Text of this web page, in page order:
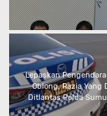
Lepaskan
Oblong, Razia Yang
Ditlantas Polda